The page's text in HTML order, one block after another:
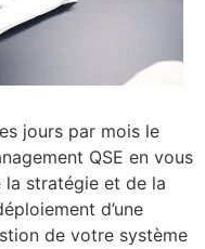
jours par mois le
QSE en vous
stratégie et de la
d’une
de votre système